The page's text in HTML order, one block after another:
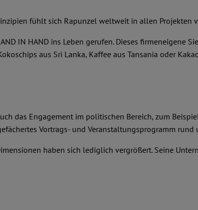
fühlt sich Rapunzel weltweit in allen Projekten
IN HAND ins Leben gerufen. Dieses firmeneigene
aus Sri Lanka, Kaffee aus Tansania oder
das Engagement im politischen Bereich, zum
Vortrags- und Veranstaltungsprogramm
haben sich lediglich vergrößert. Seine